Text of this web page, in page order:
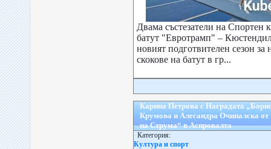
Двама състезатели на Спортен
батут "Евротрамп" –
новият подготвителен сезон
скокове на батут в гр...
Карина Петрова с Наградата
Крумова и Алесандра Очипалска
на Струма“ в Аспровалта
Категория:
Култура и спорт